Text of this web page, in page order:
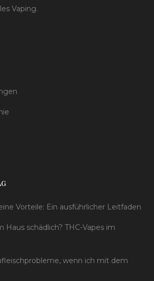
Vaping.
Vorteile: Ein ausführlicher Leitfaden
Haus schädlich? THC-Vapes im
wenn ich mit dem